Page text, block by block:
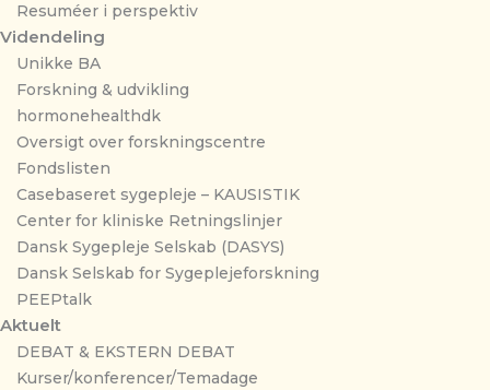
Resuméer i perspektiv
Videndeling
Unikke BA
Forskning & udvikling
hormonehealthdk
Oversigt over forskningscentre
Fondslisten
Casebaseret sygepleje – KAUSISTIK
Center for kliniske Retningslinjer
Dansk Sygepleje Selskab (DASYS)
Dansk Selskab for Sygeplejeforskning
PEEPtalk
Aktuelt
DEBAT & EKSTERN DEBAT
Kurser/konferencer/Temadage